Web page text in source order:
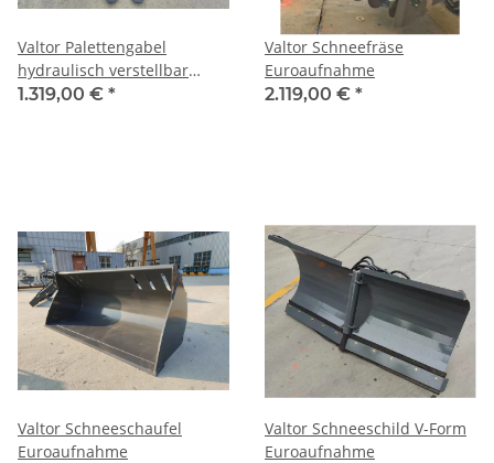
Valtor Palettengabel
hydraulisch verstellbar
Euroaufnahme
1.319,00 € *
Valtor Schneefräse
Euroaufnahme
2.119,00 € *
Valtor Schneeschaufel
Euroaufnahme
Valtor Schneeschild V-Form
Euroaufnahme